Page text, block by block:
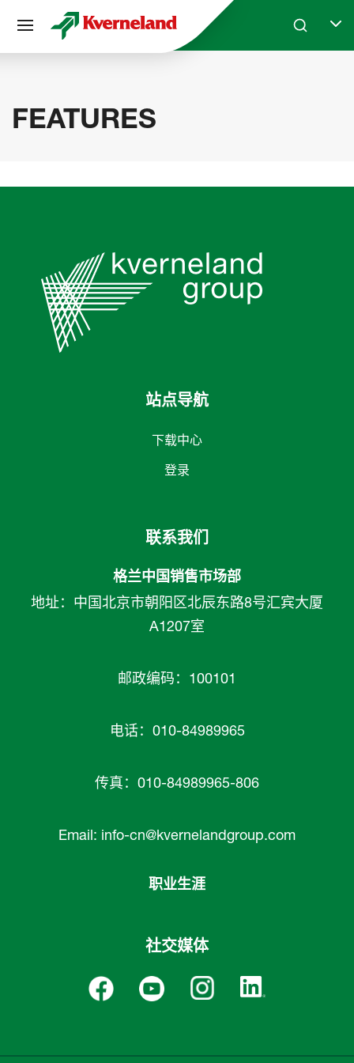
Skip to main content Search
FEATURES
站点导航
下载中心
登录
联系我们
格兰中国销售市场部
地址：中国北京市朝阳区北辰东路8号汇宾大厦
A1207室
邮政编码：100101
电话：010-84989965
传真：010-84989965-806
Email: info-cn@kvernelandgroup.com
职业生涯
社交媒体
Cookie管理面板